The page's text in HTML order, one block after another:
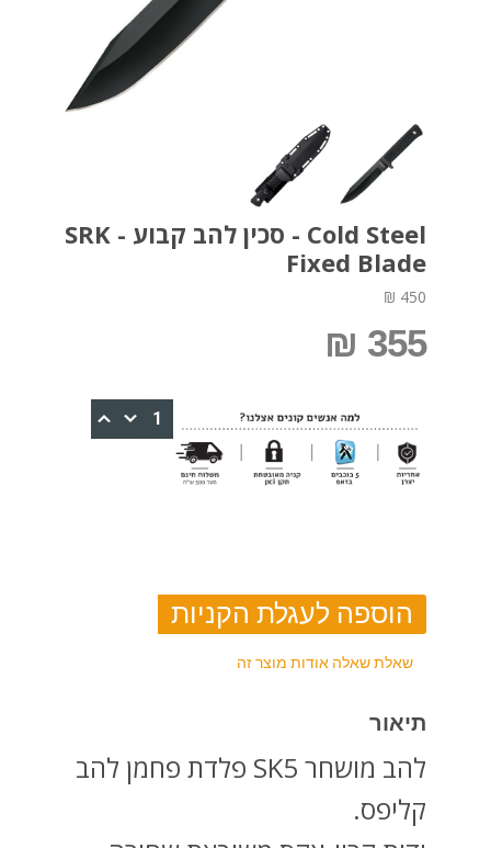
Cold Steel - סכין להב קבוע - SRK
Fixed Blade
450 ₪
355 ₪
שאלת שאלה אודות מוצר זה
תיאור
להב מושחר SK5 פלדת פחמן להב
קליפס.